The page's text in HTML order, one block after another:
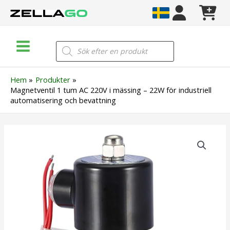
Menu
Products
search
Hem
Produkter
Magnetventil 1 tum AC 220V i mässing – 22W för industriell
automatisering och bevattning